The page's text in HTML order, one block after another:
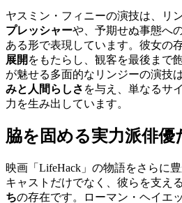
ヤスミン・フィニーの演技は、リ
プレッシャーや、予期せぬ事態へ
ある形で表現しています。彼女の
展開 をもたらし、観客を最後まで
が魅せる多面的なリンジーの演技
みと人間らしさ を与え、単なるサ
力を生み出しています。
脇を固める実力派俳優
映画「LifeHack」の物語をさらに
キャストだけでなく、彼らを支える
ちの存在です。ローマン・ヘイエ